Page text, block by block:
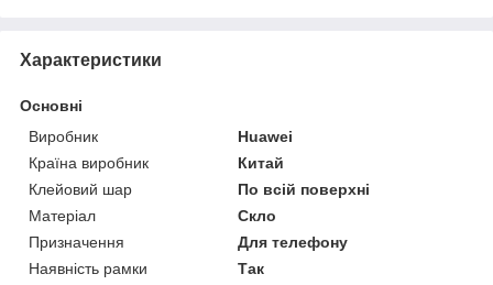
Характеристики
Основні
Виробник
Huawei
Країна виробник
Китай
Клейовий шар
По всій поверхні
Матеріал
Скло
Призначення
Для телефону
Наявність рамки
Так